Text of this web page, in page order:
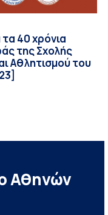
40 χρόνια
της Σχολής
Αθλητισμού του
Αθηνών